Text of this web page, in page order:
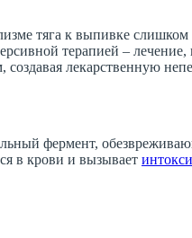
тяга к выпивке слишком
терапией – лечение,
лекарственную
фермент,
в крови и вызывает